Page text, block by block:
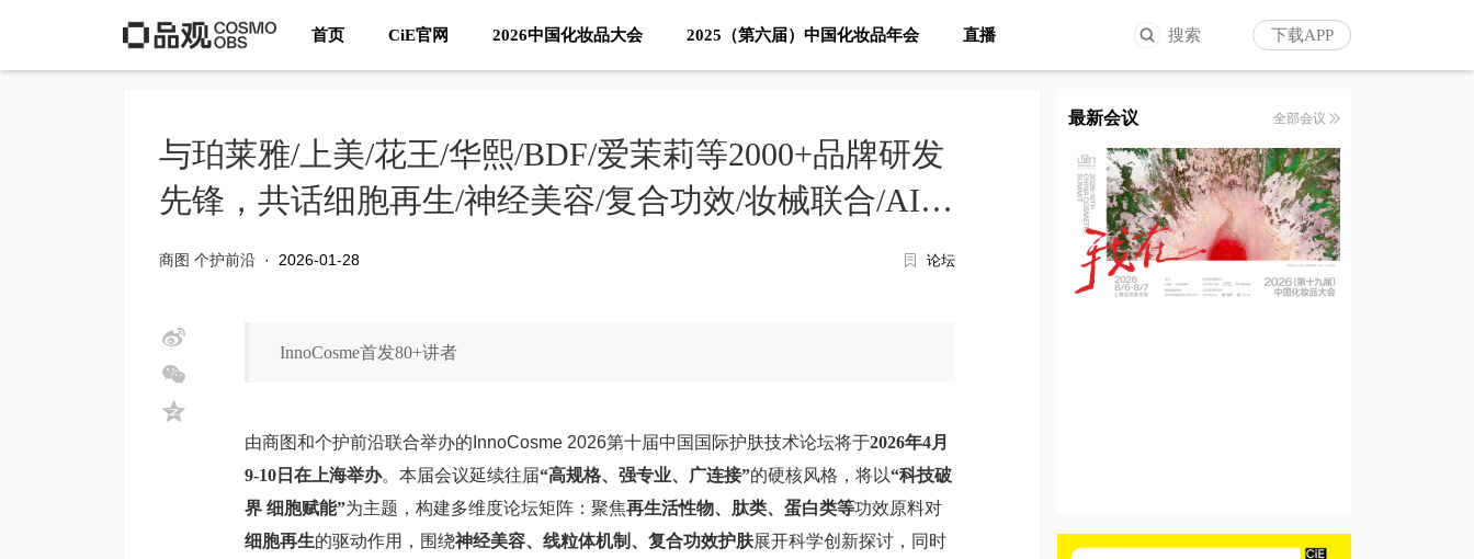
首页 CiE官网 2026中国化妆品大会 2025（第六届）中国化妆品年会 直播 下载APP
搜索
与珀莱雅/上美/花王/华熙/BDF/爱茉莉等2000+品牌研发
先锋，共话细胞再生/神经美容/复合功效/妆械联合/AI超
热点
论坛
商图 个护前沿 · 2026-01-28
InnoCosme首发80+讲者
由商图和个护前沿联合举办的InnoCosme 2026第十届中国国际护肤技术论坛将于2026年4月
9-10日在上海举办。本届会议延续往届“高规格、强专业、广连接”的硬核风格，将以“科技破
界 细胞赋能”为主题，构建多维度论坛矩阵：聚焦再生活性物、肽类、蛋白类等功效原料对
细胞再生的驱动作用，围绕神经美容、线粒体机制、复合功效护肤展开科学创新探讨，同时
最新会议 全部会议